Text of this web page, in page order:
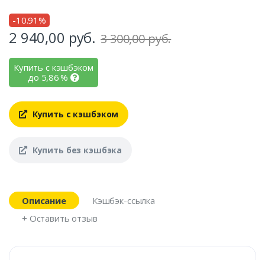
-10.91%
2 940,00 руб. 3 300,00 руб.
Купить с кэшбэком
до 5,86%
Купить с кэшбэком
Купить без кэшбэка
Описание
Кэшбэк-ссылка
+ Оставить отзыв